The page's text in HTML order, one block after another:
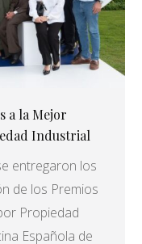
a la Mejor
Industrial
entregaron los
de los Premios
Propiedad
Española de